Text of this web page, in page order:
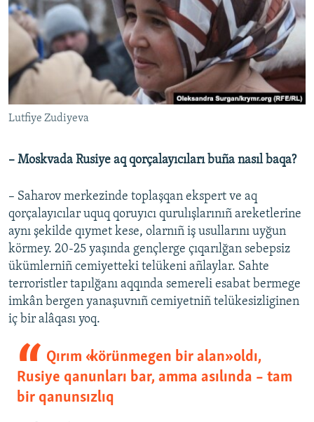
Lutfiye Zudiyeva
– Moskvada Rusiye aq qorçalayıcıları buña nasıl baqa?
– Saharov merkezinde toplaşqan ekspert ve aq
qorçalayıcılar uquq qoruyıcı qurulışlarınıñ areketlerine
aynı şekilde qıymet kese, olarnıñ iş usullarını uyğun
körmey. 20-25 yaşında gençlerge çıqarılğan sebepsiz
ükümlerniñ cemiyetteki telükeni añlaylar. Sahte
terroristler tapılğanı aqqında semereli esabat bermege
imkân bergen yanaşuvnıñ cemiyetniñ telükesizliginen
iç bir alâqası yoq.
Qırım «körünmegen bir alan» oldı,
Rusiye qanunları bar, amma asılında – tam
bir qanunsızlıq